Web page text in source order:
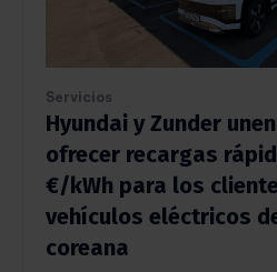
Servicios
Hyundai y Zunder
ofrecer recargas
€/kWh para los
vehículos eléctricos
coreana